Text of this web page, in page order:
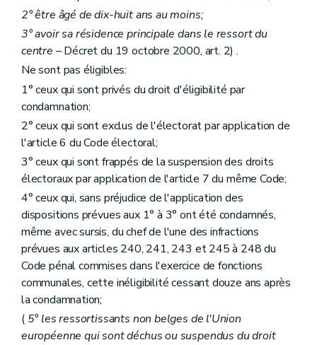
Art. 100
Art. 100bis
Art. 101
Art. 102
Art. 103
Art. 104
Chapitre VIII Du financement
Art. 105
Art. 106
Art. 107
Chapitre IX De la tutelle administrative
Section première Dispositions générales– Décret du 2 avril 1998 , art. 28, 1°)
Art. 108
Art. 109
Art. 110
Art. 110bis
Section 2 De la tutelle générale sur les centres publics d'aide sociale et les hôpitaux qui en dépendent
Art. 111
Art. 112
Art. 112bis
Section 3 De l'envoi d'un commissaire spécial
–
Art. 113
Chapitre X
Du contentieux et des actions judiciaires
Art. 114
Art. 115
2° être âgé de dix-huit ans au moins;
3° avoir sa résidence principale dans le ressort du
centre – Décret du 19 octobre 2000, art. 2) .
Ne sont pas éligibles:
1° ceux qui sont privés du droit d'éligibilité par
condamnation;
2° ceux qui sont exclus de l'électorat par application de
l'article 6 du Code électoral;
3° ceux qui sont frappés de la suspension des droits
électoraux par application de l'article 7 du même Code;
4° ceux qui, sans préjudice de l'application des
dispositions prévues aux 1° à 3° ont été condamnés,
même avec sursis, du chef de l'une des infractions
prévues aux articles 240, 241, 243 et 245 à 248 du
Code pénal commises dans l'exercice de fonctions
communales, cette inéligibilité cessant douze ans après
la condamnation;
( 5° les ressortissants non belges de l'Union
européenne qui sont déchus ou suspendus du droit